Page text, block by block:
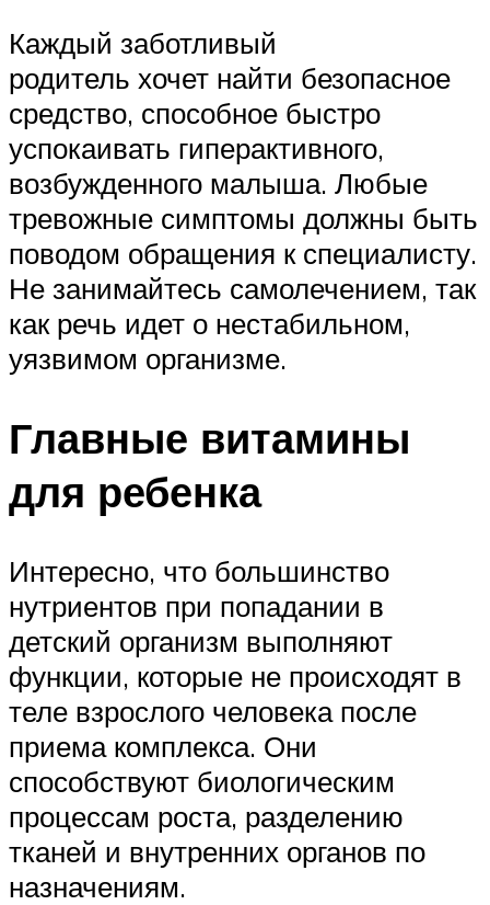
Каждый заботливый
родитель хочет найти безопасное
средство, способное быстро
успокаивать гиперактивного,
возбужденного малыша. Любые
тревожные симптомы должны быть
поводом обращения к специалисту.
Не занимайтесь самолечением, так
как речь идет о нестабильном,
уязвимом организме.
Главные витамины
для ребенка
Интересно, что большинство
нутриентов при попадании в
детский организм выполняют
функции, которые не происходят в
теле взрослого человека после
приема комплекса. Они
способствуют биологическим
процессам роста, разделению
тканей и внутренних органов по
назначениям.